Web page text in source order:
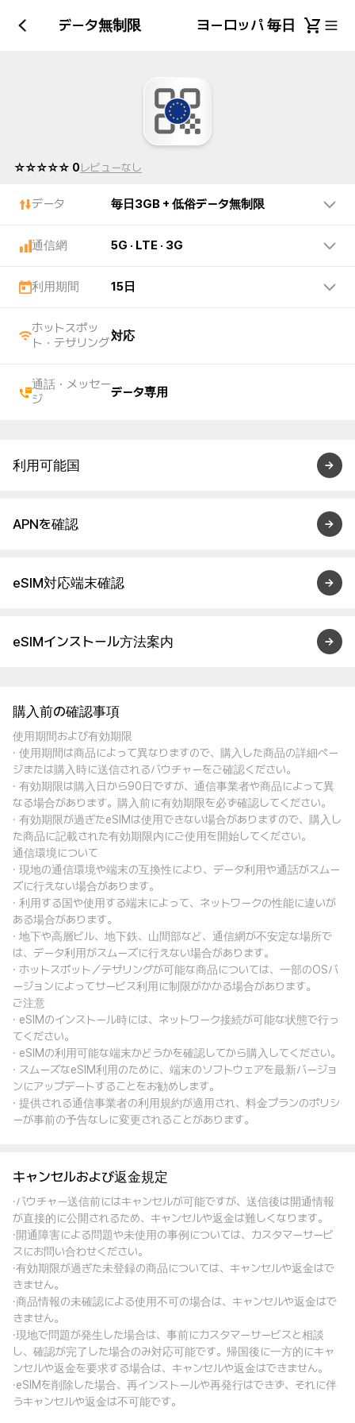
+ 低俗データ無制限 ヨーロッパ 毎日3GB +
☆☆☆☆☆ 0レビューなし
データ 毎日3GB + 低俗データ無制限
通信網 5G · LTE · 3G
利用期間 15日
ホットスポッ
ト・テザリング
対応
通話・メッセー
ジ
データ専用
利用可能国
APNを確認
eSIM対応端末確認
eSIMインストール方法案内
購入前の確認事項
使用期間および有効期限
· 使用期間は商品によって異なりますので、購入した商品の詳細ペー
ジまたは購入時に送信されるバウチャーをご確認ください。
· 有効期限は購入日から90日ですが、通信事業者や商品によって異
なる場合があります。購入前に有効期限を必ず確認してください。
· 有効期限が過ぎたeSIMは使用できない場合がありますので、購入し
た商品に記載された有効期限内にご使用を開始してください。
通信環境について
· 現地の通信環境や端末の互換性により、データ利用や通話がスムー
ズに行えない場合があります。
· 利用する国や使用する端末によって、ネットワークの性能に違いが
ある場合があります。
· 地下や高層ビル、地下鉄、山間部など、通信網が不安定な場所で
は、データ利用がスムーズに行えない場合があります。
· ホットスポット／テザリングが可能な商品については、一部のOSバ
ージョンによってサービス利用に制限がかかる場合があります。
ご注意
· eSIMのインストール時には、ネットワーク接続が可能な状態で行っ
てください。
· eSIMの利用可能な端末かどうかを確認してから購入してください。
· スムーズなeSIM利用のために、端末のソフトウェアを最新バージョ
ンにアップデートすることをお勧めします。
· 提供される通信事業者の利用規約が適用され、料金プランのポリシ
ーが事前の予告なしに変更されることがあります。
キャンセルおよび返金規定
·バウチャー送信前にはキャンセルが可能ですが、送信後は開通情報
が直接的に公開されるため、キャンセルや返金は難しくなります。
·開通障害による問題や未使用の事例については、カスタマーサービ
スにお問い合わせください。
·有効期限が過ぎた未登録の商品については、キャンセルや返金はで
きません。
·商品情報の未確認による使用不可の場合は、キャンセルや返金はで
きません。
·現地で問題が発生した場合は、事前にカスタマーサービスと相談
し、確認が完了した場合のみ対応可能です。帰国後に一方的にキャ
ンセルや返金を要求する場合は、キャンセルや返金はできません。
·eSIMを削除した場合、再インストールや再発行はできず、それに伴
うキャンセルや返金は不可能です。